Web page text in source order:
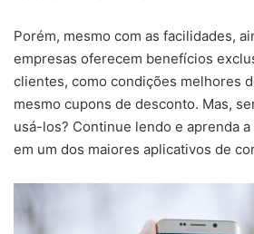
Porém, mesmo com as facilidades,
empresas oferecem benefícios
clientes, como condições melhores
mesmo cupons de desconto. Mas,
usá-los? Continue lendo e aprenda
em um dos maiores aplicativos de